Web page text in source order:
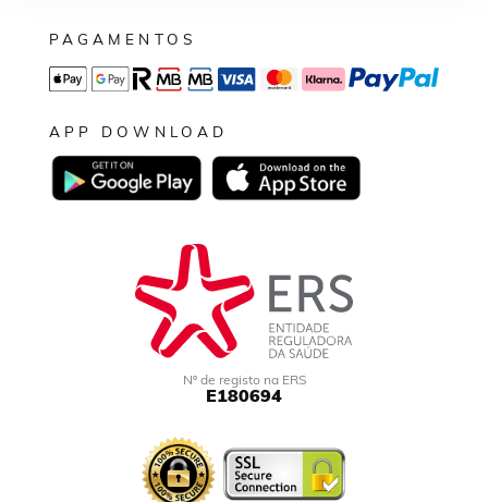
PAGAMENTOS
APP DOWNLOAD
Nº de registo na ERS
E180694